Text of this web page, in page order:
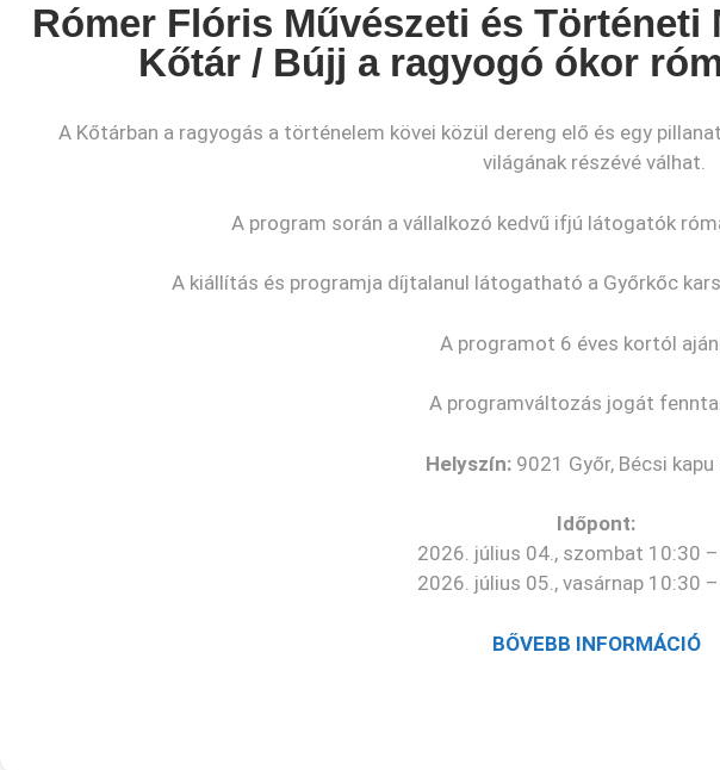
KEDVEZMÉNYE
Rómer Flóris Művészeti és Történeti
Kőtár / Bújj a ragyogó ókor
A Kőtárban a ragyogás a történelem kövei közül dereng elő és egy
világának részévé válhat.
A program során a vállalkozó kedvű ifjú látogatók
A kiállítás és programja díjtalanul látogatható a Győrkőc
A programot 6 éves kortól
A programváltozás jogát
Helyszín: 9021 Győr, Bécsi kapu
Időpont:
2026. július 04., szombat 10:30
2026. július 05., vasárnap 10:30
BŐVEBB INFORMÁCIÓ